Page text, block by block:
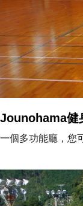
Jounohama健
一個多功能廳，您